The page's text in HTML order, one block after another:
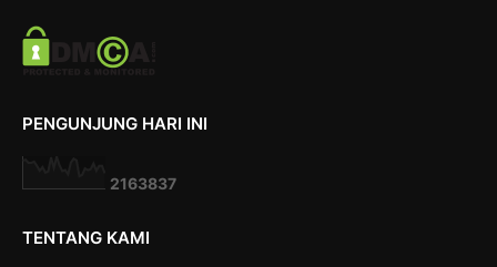
PENGUNJUNG HARI INI
2163837
TENTANG KAMI